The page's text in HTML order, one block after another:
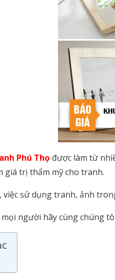
Phú Thọ được làm từ
giá trị thẩm mỹ cho tranh.
việc sử dụng tranh, ảnh
mọi người hãy cùng chúng